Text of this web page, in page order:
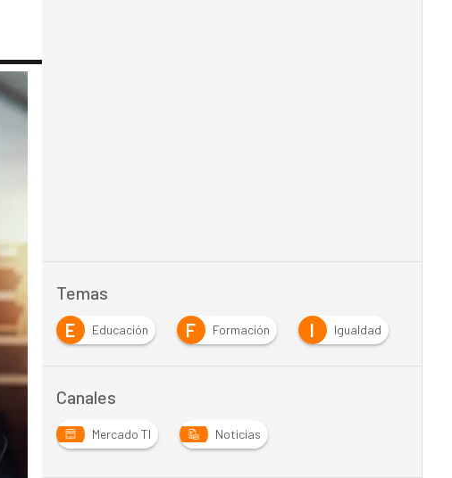
Temas
E Educación F Formación I Igualdad
Canales
Mercado TI Noticias